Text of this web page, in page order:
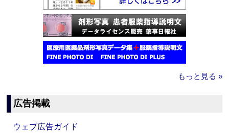
もっと見る »
広告掲載
ウェブ広告ガイド